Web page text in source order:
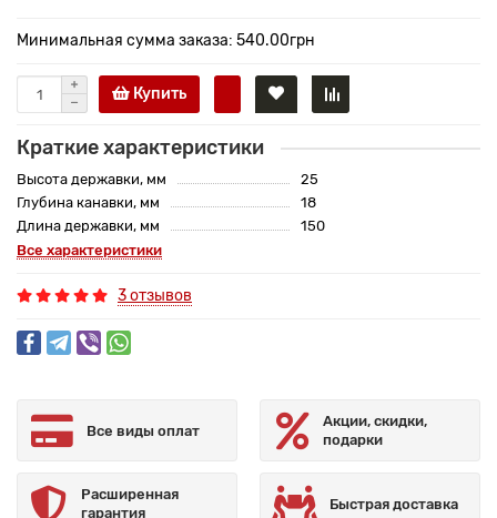
Минимальная сумма заказа: 540.00грн
Купить
Краткие характеристики
Высота державки, мм
25
Глубина канавки, мм
18
Длина державки, мм
150
Все характеристики
3 отзывов
Все виды оплат
Акции, скидки,
подарки
Расширенная
гарантия
Быстрая доставка